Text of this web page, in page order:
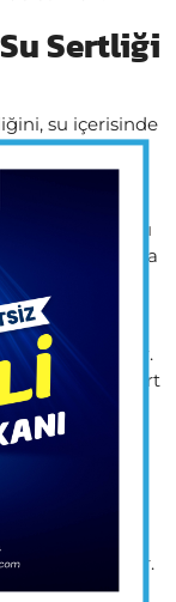
Sertliği
su içerisinde
anlam da
tercih
aracılığı
emin olunsa da
sertliğini
kullanılabilir.
bilinir. Sert
tarafından
su